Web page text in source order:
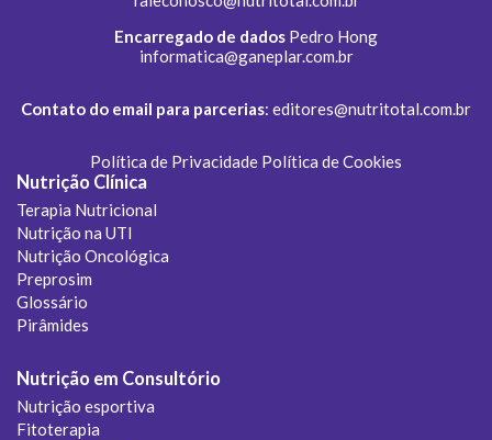
Encarregado de dados Pedro Hong
informatica@ganeplar.com.br
Contato do email para parcerias: editores@nutritotal.com.br
Política de Privacidade Política de Cookies
Nutrição Clínica
Terapia Nutricional
Nutrição na UTI
Nutrição Oncológica
Preprosim
Glossário
Pirâmides
Nutrição em Consultório
Nutrição esportiva
Fitoterapia